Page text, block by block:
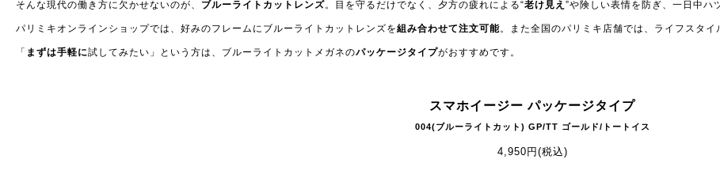
そんな現代の働き方に欠かせないのが、 ブルーライトカットレンズ。目を守るだけでなく、夕方の疲れによる“老け見え ”や険しい表情を防ぎ、一日中ハ
パリミキオンラインショップでは、好みのフレームにブルーライトカットレンズを組み合わせて注文可能。また全国のパリミキ店舗では、ライフスタイ
「 まずは手軽に試してみたい」という方は、ブルーライトカットメガネのパッケージタイプがおすすめです。
スマホイージー パッケージタイプ
004(ブルーライトカット) GP/TT ゴールド/トートイス
4,950円(税込)